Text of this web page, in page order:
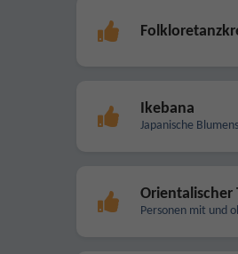
Ikebana
Japanische
Orientalischer
Personen mit und